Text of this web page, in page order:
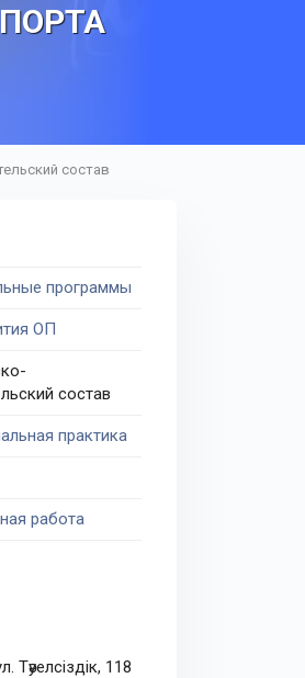
состав
программы
ОП
состав
практика
работа
Тәуелсіздік, 118